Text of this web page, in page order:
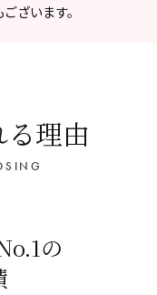
ざいます。
理由
の